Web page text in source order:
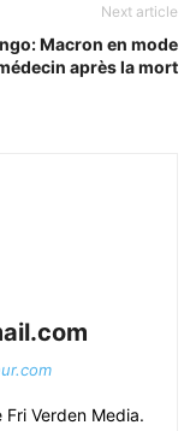
Next article
Macron en mode
après la mort
Verden Media.